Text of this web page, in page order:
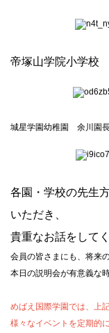
帝塚山学院小学校
城星学園幼稚園 余川園
各園・学校の先生
いただき、
貴重なお話をして
会員の皆さまにも、将来
本日の説明会が有意義な
めばえ国際学園では、上
様々なイベントを定期的